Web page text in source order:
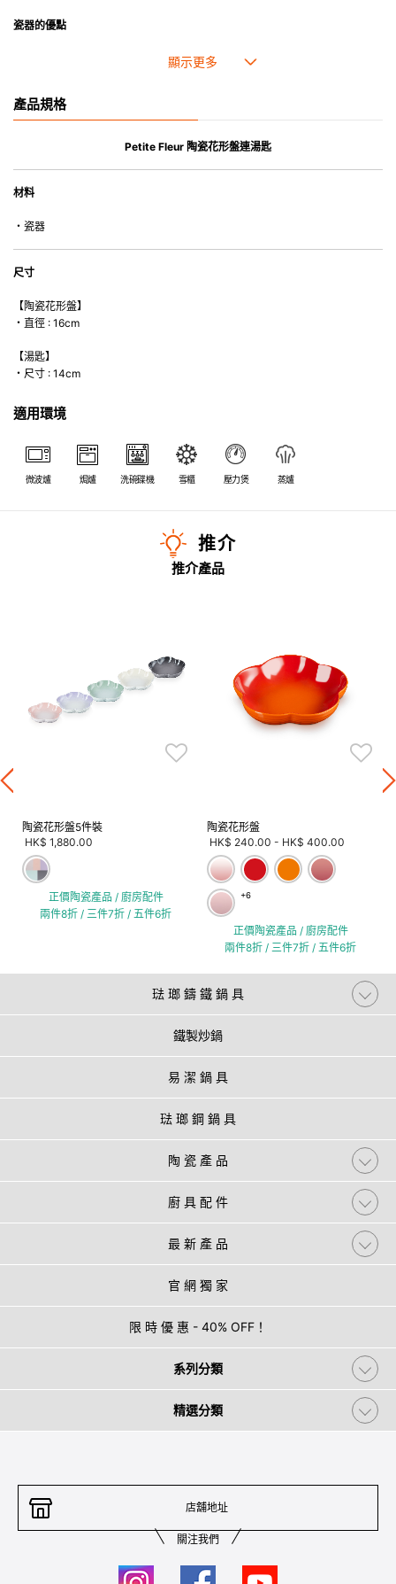
瓷器的優點
• 耐熱性極佳，適用於微波爐，也可放入焗爐，耐熱程度高達260℃。
• 可用於洗碗機。
• 合乎食用安全的塗層表面，幾乎不黏，食物容易脫落，清洗方便。
*不可直接用於熱源上
產品規格
Petite Fleur 陶瓷花形盤連湯匙
材料
・瓷器
尺寸
【陶瓷花形盤】
・直徑 : 16cm
【湯匙】
・尺寸 : 14cm
適用環境
微波爐 焗爐 洗碗碟機 雪櫃 壓力煲 蒸爐
推介
推介產品
陶瓷花形盤5件裝
HK$ 1,880.00
正價陶瓷產品 / 廚房配件
兩件8折 / 三件7折 / 五件6折
陶瓷花形盤
HK$ 240.00 - HK$ 400.00
+6
正價陶瓷產品 / 廚房配件
兩件8折 / 三件7折 / 五件6折
琺 瑯 鑄 鐵 鍋 具
鐵製炒鍋
易 潔 鍋 具
琺 瑯 鋼 鍋 具
陶 瓷 產 品
廚 具 配 件
最 新 產 品
官 網 獨 家
限 時 優 惠 - 40% OFF！
系列分類
精選分類
店舖地址
關注我們